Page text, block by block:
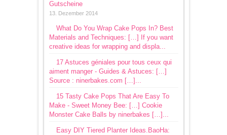
Gutscheine
13. Dezember 2014
What Do You Wrap Cake Pops In? Best
Materials and Techniques: […] If you want
creative ideas for wrapping and displa...
17 Astuces géniales pour tous ceux qui
aiment manger - Guides & Astuces: […]
Source : ninerbakes.com […]...
15 Tasty Cake Pops That Are Easy To
Make - Sweet Money Bee: […] Cookie
Monster Cake Balls by ninerbakes […]...
Easy DIY Tiered Planter Ideas.BaoHa: